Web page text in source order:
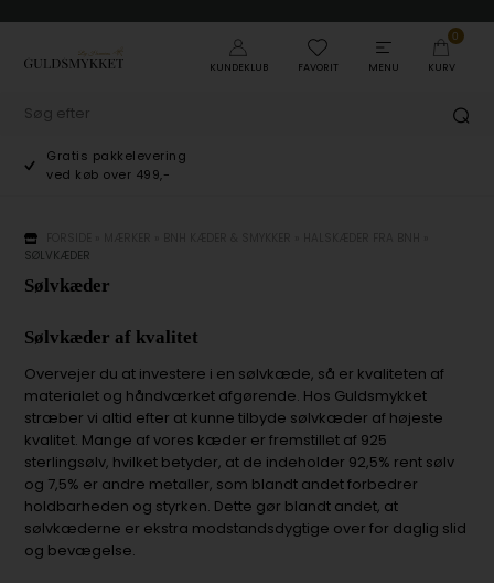
KUNDEKLUB FAVORIT MENU
0
KURV
Gratis pakkelevering
ved køb over 499,-
SØLVKÆDER
Sølvkæder
Sølvkæder af kvalitet
Overvejer du at investere i en sølvkæde, så er kvaliteten af
materialet og håndværket afgørende. Hos Guldsmykket
stræber vi altid efter at kunne tilbyde sølvkæder af højeste
kvalitet. Mange af vores kæder er fremstillet af 925
sterlingsølv, hvilket betyder, at de indeholder 92,5% rent sølv
og 7,5% er andre metaller, som blandt andet forbedrer
holdbarheden og styrken. Dette gør blandt andet, at
sølvkæderne er ekstra modstandsdygtige over for daglig slid
og bevægelse.